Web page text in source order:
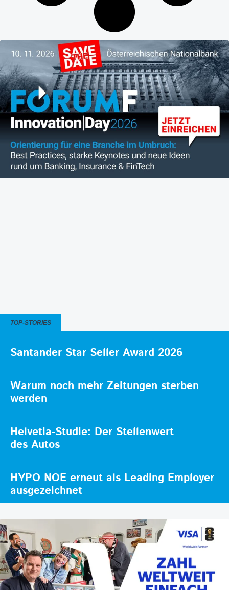
TOP-STORIES
Santander Star Seller Award 2026
Warum noch mehr Zeitungen sterben
werden
Helvetia-Studie: Der Stellenwert
des Autos
HYPO NOE erneut als Leading Employer
ausgezeichnet